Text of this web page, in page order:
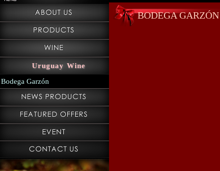
Uruguay Wine
Bodega Garzón
BODEGA GARZÓN